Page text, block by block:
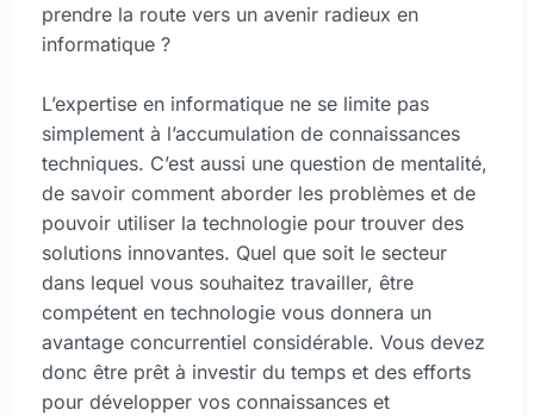
prendre la route vers un avenir radieux en
informatique ?
L’expertise en informatique ne se limite pas
simplement à l’accumulation de connaissances
techniques. C’est aussi une question de mentalité,
de savoir comment aborder les problèmes et de
pouvoir utiliser la technologie pour trouver des
solutions innovantes. Quel que soit le secteur
dans lequel vous souhaitez travailler, être
compétent en technologie vous donnera un
avantage concurrentiel considérable. Vous devez
donc être prêt à investir du temps et des efforts
pour développer vos connaissances et